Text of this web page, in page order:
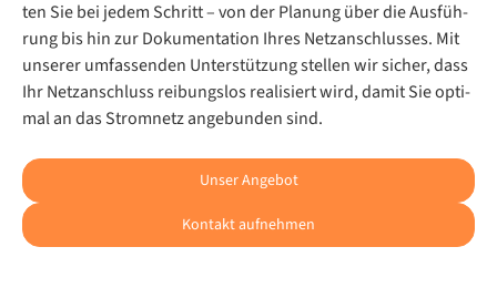
ten Sie bei je­dem Schritt – von der Pla­nung über die Aus­füh­
rung bis hin zur Do­ku­men­ta­ti­on Ih­res Netz­an­schlus­ses. Mit
un­se­rer um­fas­sen­den Un­ter­stüt­zung stel­len wir si­cher, dass
Ihr Netz­an­schluss rei­bungs­los rea­li­siert wird, da­mit Sie op­ti­
mal an das Strom­netz an­ge­bun­den sind.
Unser Angebot
Kontakt aufnehmen